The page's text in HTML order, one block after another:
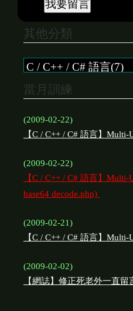
其他分類
當月訓練
(2009-02-22)
【C / C++ / C# 語言】
(2009-02-22)
【C / C++ / C# 語言】
base64 decode.php)
(2009-02-21)
【C / C++ / C# 語言】
(2009-02-02)
【網誌】修正死老外一直留